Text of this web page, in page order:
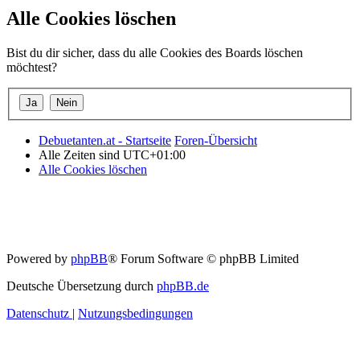
Alle Cookies löschen
Bist du dir sicher, dass du alle Cookies des Boards löschen
möchtest?
Debuetanten.at - Startseite Foren-Übersicht
Alle Zeiten sind UTC+01:00
Alle Cookies löschen
Powered by phpBB® Forum Software © phpBB Limited
Deutsche Übersetzung durch phpBB.de
Datenschutz | Nutzungsbedingungen